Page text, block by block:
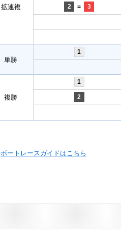
拡連複 2 = 3
単勝
1
複勝
1
2
ボートレースガイドはこちら